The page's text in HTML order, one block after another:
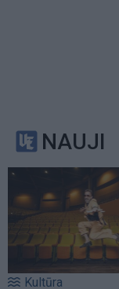
NAUJI
Kultūra